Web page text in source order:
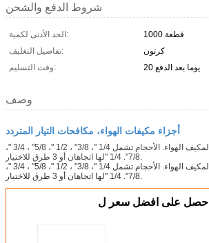
شروط الدفع والشحن
الحد الأدنى لكمية:
1000 قطعة
تفاصيل التغليف:
كرتون
وقت التسليم:
20 يوما بعد الدفع
وصف
أجزاء مكيفات الهواء، مكافحات التيار المتردد
يستخدم الصمام المنفصل لمكيف الهواء. الأحجام تشمل 1/4 "، 3/8" ، 1/2 "، 5/8" ، 3/4 "،
7/8". 1/4 "لها اتجاهان أو 3 طرق للاختيار.
يستخدم الصمام المنفصل لمكيف الهواء. الأحجام تشمل 1/4 "، 3/8" ، 1/2 "، 5/8" ، 3/4 "،
7/8". 1/4 "لها اتجاهان أو 3 طرق للاختيار.
احصل على افضل سعر ل